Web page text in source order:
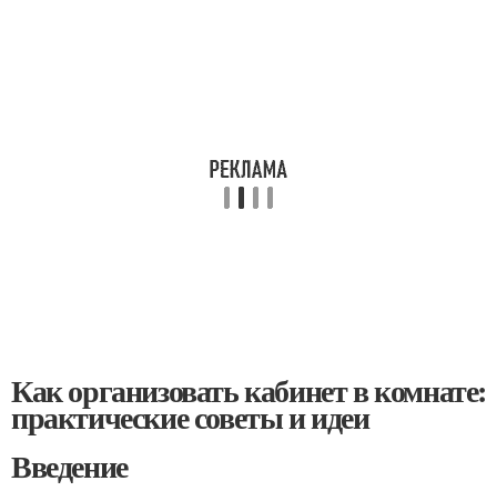
Как организовать кабинет в комнате:
практические советы и идеи
Введение